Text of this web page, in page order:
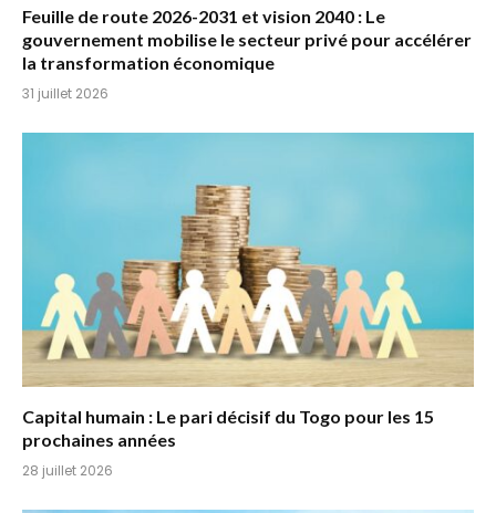
Feuille de route 2026-2031 et vision 2040 : Le
gouvernement mobilise le secteur privé pour accélérer
la transformation économique
31 juillet 2026
Capital humain : Le pari décisif du Togo pour les 15
prochaines années
28 juillet 2026